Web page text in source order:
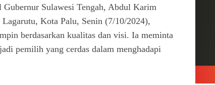
Sulawesi Tengah, Abdul Karim
Kota Palu, Senin (7/10/2024),
berdasarkan kualitas dan visi. Ia meminta
pemilih yang cerdas dalam menghadapi